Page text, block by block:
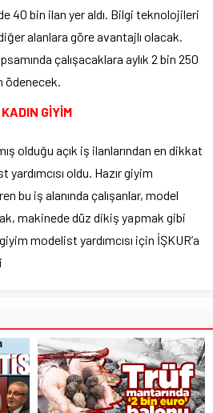
40 bin ilan yer aldı. Bilgi teknolojileri
alanlara göre avantajlı olacak.
çalışacaklara aylık 2 bin 250
ödenecek.
GİYİM
olduğu açık iş ilanlarından en dikkat
oldu. Hazır giyim
bu iş alanında çalışanlar, model
makinede düz dikiş yapmak gibi
modelist yardımcısı için İŞKUR’a